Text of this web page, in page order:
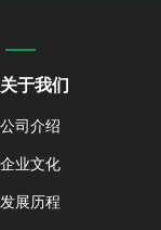
关于我们
公司介绍
企业文化
发展历程